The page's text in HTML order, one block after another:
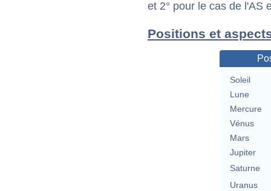
et 2° pour le cas de l'AS
Positions et
Soleil
Lune
Mercure
Vénus
Mars
Jupiter
Saturne
Uranus